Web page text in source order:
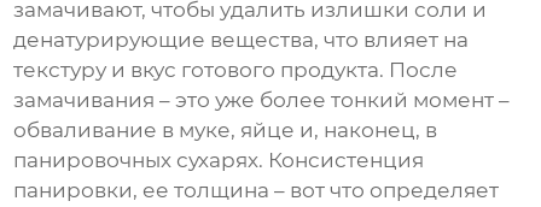
замачивают, чтобы удалить излишки соли и
денатурирующие вещества, что влияет на
текстуру и вкус готового продукта. После
замачивания – это уже более тонкий момент –
обваливание в муке, яйце и, наконец, в
панировочных сухарях. Консистенция
панировки, ее толщина – вот что определяет